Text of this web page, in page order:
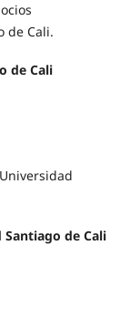
de Cali.
de Cali
de Cali